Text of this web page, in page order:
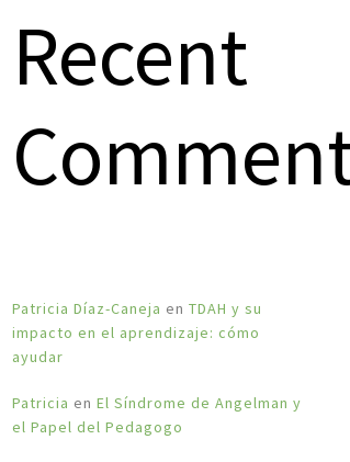
Recent
Patricia Díaz-Caneja enTDAH y su
impacto en el aprendizaje: cómo
ayudar
Patricia enEl Síndrome de Angelman y
el Papel del Pedagogo